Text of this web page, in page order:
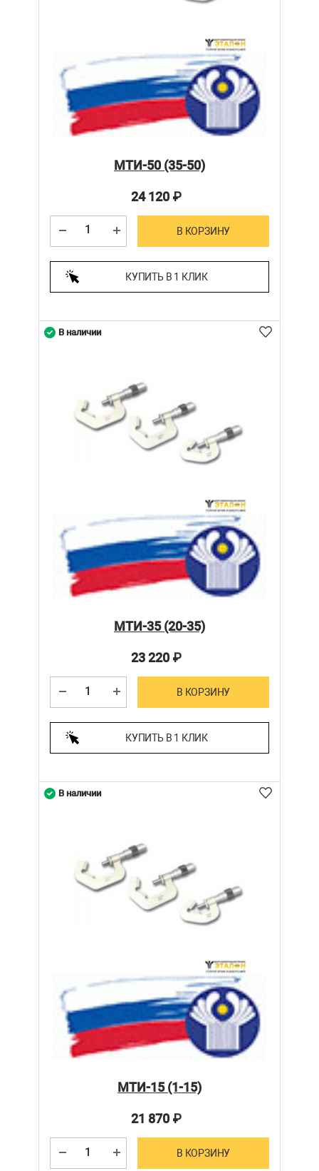
МТИ-50 (35-50)
24 120₽
В КОРЗИНУ
КУПИТЬ В 1 КЛИК
МТИ-35 (20-35)
23 220₽
В КОРЗИНУ
КУПИТЬ В 1 КЛИК
В наличии
МТИ-15 (1-15)
21 870₽
В КОРЗИНУ
В наличии